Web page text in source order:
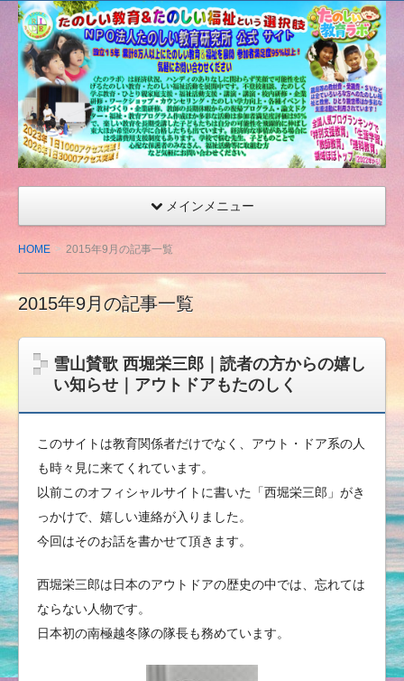
たの
しい
教育
研究
所
（沖
縄）
公式
ト
メインメニュー
HOME 2015年9月の記事一覧
2015年9月の記事一覧
雪山賛歌 西堀栄三郎｜読者の方からの嬉し
い知らせ｜アウトドアもたのしく
このサイトは教育関係者だけでなく、アウト・ドア系の人
も時々見に来てくれています。
以前このオフィシャルサイトに書いた「西堀栄三郎」がき
っかけで、嬉しい連絡が入りました。
今回はそのお話を書かせて頂きます。
西堀栄三郎は日本のアウトドアの歴史の中では、忘れては
ならない人物です。
日本初の南極越冬隊の隊長も務めています。